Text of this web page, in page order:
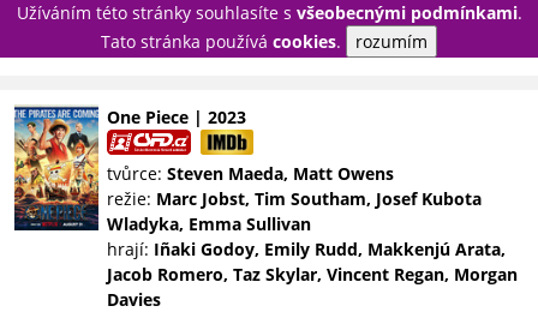
Užíváním této stránky souhlasíte s všeobecnými podmínkami.
Tato stránka používá cookies. rozumím
PŘIHLÁSIT
NOVINKY
TÉMATA
RECENZE
EPIZODY
KULT
TRAILERY
GALERIE
DISKUZE
STATISTIKY
One Piece | 2023
tvůrce: Steven Maeda, Matt Owens
režie: Marc Jobst, Tim Southam, Josef Kubota
Wladyka, Emma Sullivan
hrají: Iñaki Godoy, Emily Rudd, Makkenjú Arata,
Jacob Romero, Taz Skylar, Vincent Regan, Morgan
Davies